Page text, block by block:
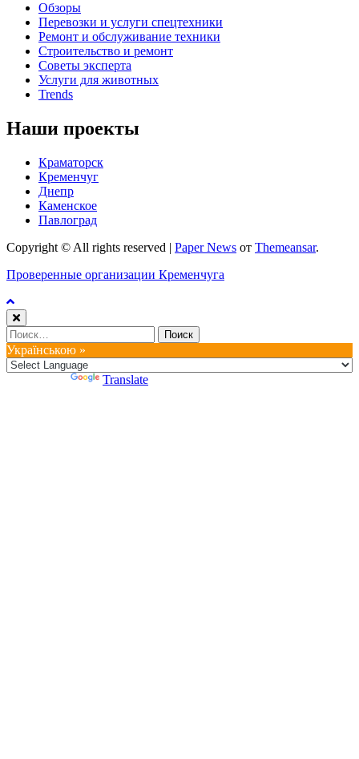
Обзоры
Перевозки и услуги спецтехники
Ремонт и обслуживание техники
Строительство и ремонт
Советы эксперта
Услуги для животных
Trends
Наши проекты
Краматорск
Кременчуг
Днепр
Каменское
Павлоград
Copyright © All rights reserved | Paper News от Themeansar.
Проверенные организации Кременчуга
Найти:
Українською »
Translate